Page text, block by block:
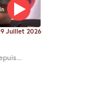
Juillet 2026